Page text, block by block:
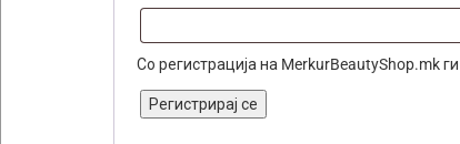
Со регистрација на MerkurBeautyShop.mk
Регистрирај се